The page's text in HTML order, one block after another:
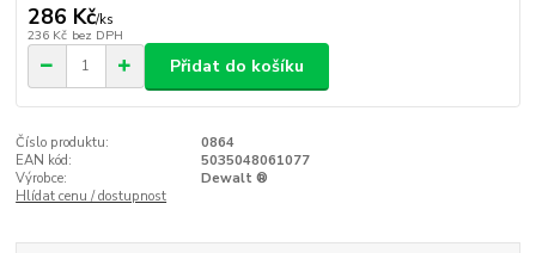
286 Kč/ks
236 Kč bez DPH
Přidat do košíku
Číslo produktu:
0864
EAN kód:
5035048061077
Výrobce:
Dewalt ®
Hlídat cenu / dostupnost